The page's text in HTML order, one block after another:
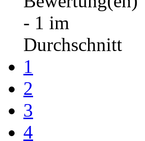
- 1 im
Durchschnitt
1
2
3
4